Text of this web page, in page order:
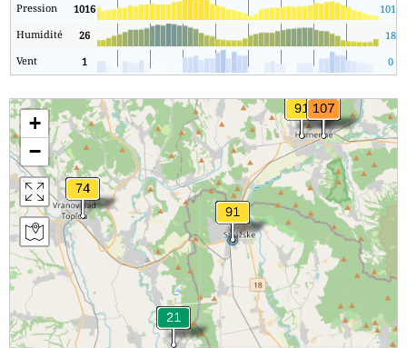
Pression 1016 1016
Humidité
26
18
Vent
1 0
+
−